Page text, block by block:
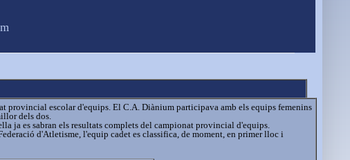
provincial escolar d'equips. El C.A. Diànium participava amb els equips femenins
dels dos.
ja es sabran els resultats complets del campionat provincial d'equips.
d'Atletisme, l'equip cadet es classifica, de moment, en primer lloc i